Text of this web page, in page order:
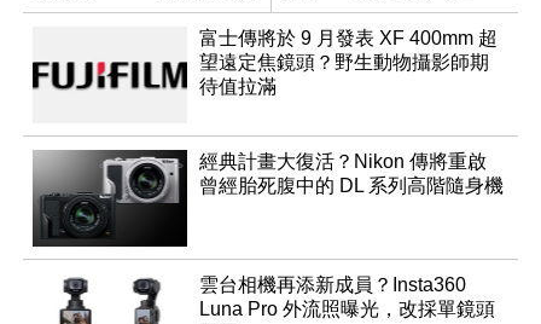
成員？
富士傳將於 9 月發表 XF 400mm 超
望遠定焦鏡頭？野生動物攝影師期
待值拉滿
經典計畫大復活？Nikon 傳將重啟
曾經胎死腹中的 DL 系列高階隨身機
雲台相機再添新成員？Insta360
Luna Pro 外流照曝光，改採單鏡頭